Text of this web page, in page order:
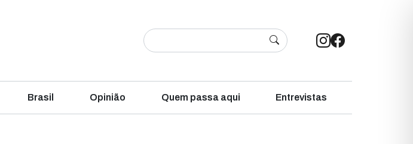
Brasil Opinião Quem passa aqui Entrevistas